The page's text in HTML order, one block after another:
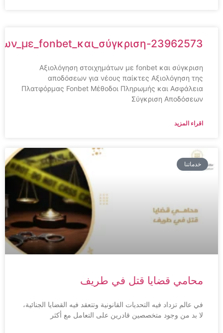
23962573
Αξιολόγηση στοιχημάτων με fonbet και σύγκριση
αποδόσεων για νέους παίκτες Αξιολόγηση της
Πλατφόρμας Fonbet Μέθοδοι Πληρωμής και Ασφάλεια
Σύγκριση Αποδόσεων
اقراء المزيد
خدماتنا
محامي قضايا قتل في طريف
في عالم تزداد فيه التحديات القانونية وتتعقد فيه القضايا الجنائية،
لا بد من وجود متخصصين قادرين على التعامل مع أكثر